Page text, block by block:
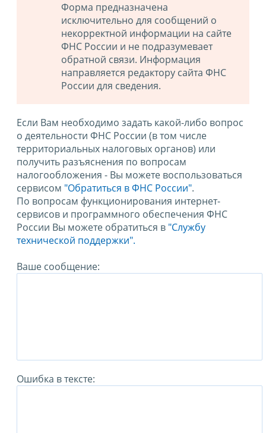
Форма предназначена
исключительно для сообщений о
некорректной информации на сайте
ФНС России и не подразумевает
обратной связи. Информация
направляется редактору сайта ФНС
России для сведения.
Если Вам необходимо задать какой-либо вопрос
о деятельности ФНС России (в том числе
территориальных налоговых органов) или
получить разъяснения по вопросам
налогообложения - Вы можете воспользоваться
сервисом "Обратиться в ФНС России".
По вопросам функционирования интернет-
сервисов и программного обеспечения ФНС
России Вы можете обратиться в "Службу
технической поддержки".
Ваше сообщение:
Ошибка в тексте: